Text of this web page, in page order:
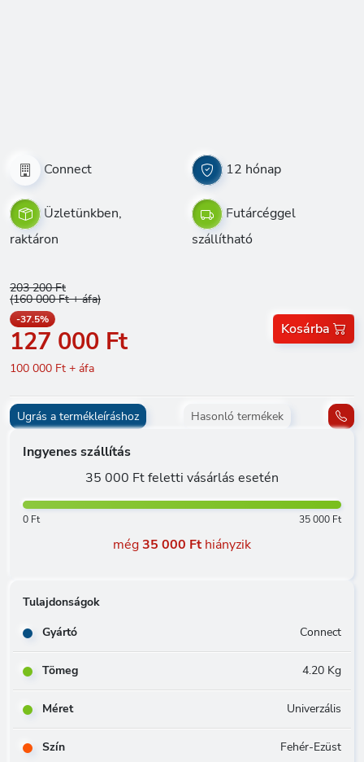
Connect 12 hónap
Üzletünkben,
raktáron
Futárcéggel
szállítható
203 200 Ft
(160 000 Ft + áfa)
-37.5%
127 000 Ft
100 000 Ft + áfa
Kosárba
Ugrás a termékleíráshoz Hasonló termékek
Ingyenes szállítás
35 000 Ft feletti vásárlás esetén
0 Ft 35 000 Ft
még35 000 Fthiányzik
Tulajdonságok
Gyártó
Connect
Tömeg 4.20 Kg
Méret Univerzális
Szín Fehér-Ezüst